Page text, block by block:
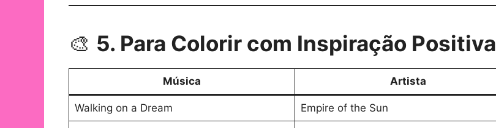
🎨 5. Para Colorir com Inspiração Positiva
Música Artista
Walking on a Dream Empire of the Sun